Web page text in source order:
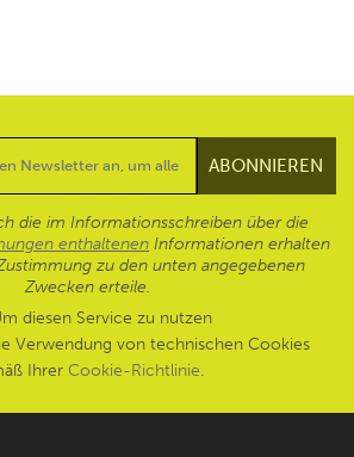
die im Informationsschreiben über die
enthaltenen Informationen erhalten
zu den unten angegebenen
Zwecken erteile.
diesen Service zu nutzen
Verwendung von technischen Cookies
Ihrer Cookie-Richtlinie.